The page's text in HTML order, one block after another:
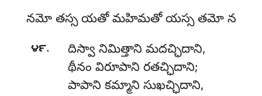
నమో తస్స యతో మహిమతో యస్స తమో న
౪౯.
దిస్వా నిమిత్తాని మదచ్ఛిదాని,
థీనం విరూపాని రతచ్ఛిదాని;
పాపాని కమ్మాని సుఖచ్ఛిదాని,